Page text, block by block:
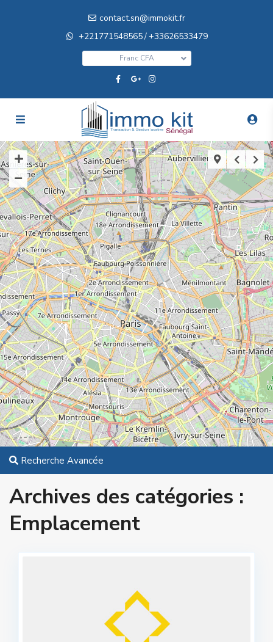
contact.sn@immokit.fr
+221771548565/+33626533479
Franc CFA
Recherche Avancée
Archives des catégories :
Emplacement